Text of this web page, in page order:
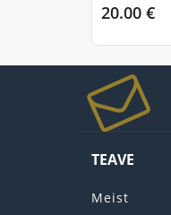
20.00 €
TEAVE
Meist